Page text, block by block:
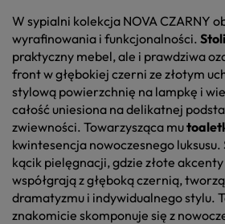
W sypialni kolekcja NOVA CZARNY
wyrafinowania i funkcjonalności.
praktyczny mebel, ale i prawdziwa
front w głębokiej czerni ze złotym
stylową powierzchnię na lampkę i
całość uniesiona na delikatnej
zwiewności. Towarzysząca mu
kwintesencja nowoczesnego
kącik pielęgnacji, gdzie złote
współgrają z głęboką czernią,
dramatyzmu i indywidualnego stylu.
znakomicie skomponuje się z